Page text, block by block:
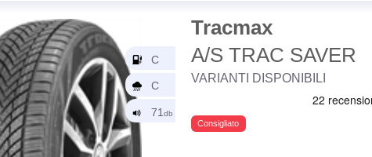
Tracmax
A/S TRAC SAVER
VARIANTI DISPONIBILI
Consigliato